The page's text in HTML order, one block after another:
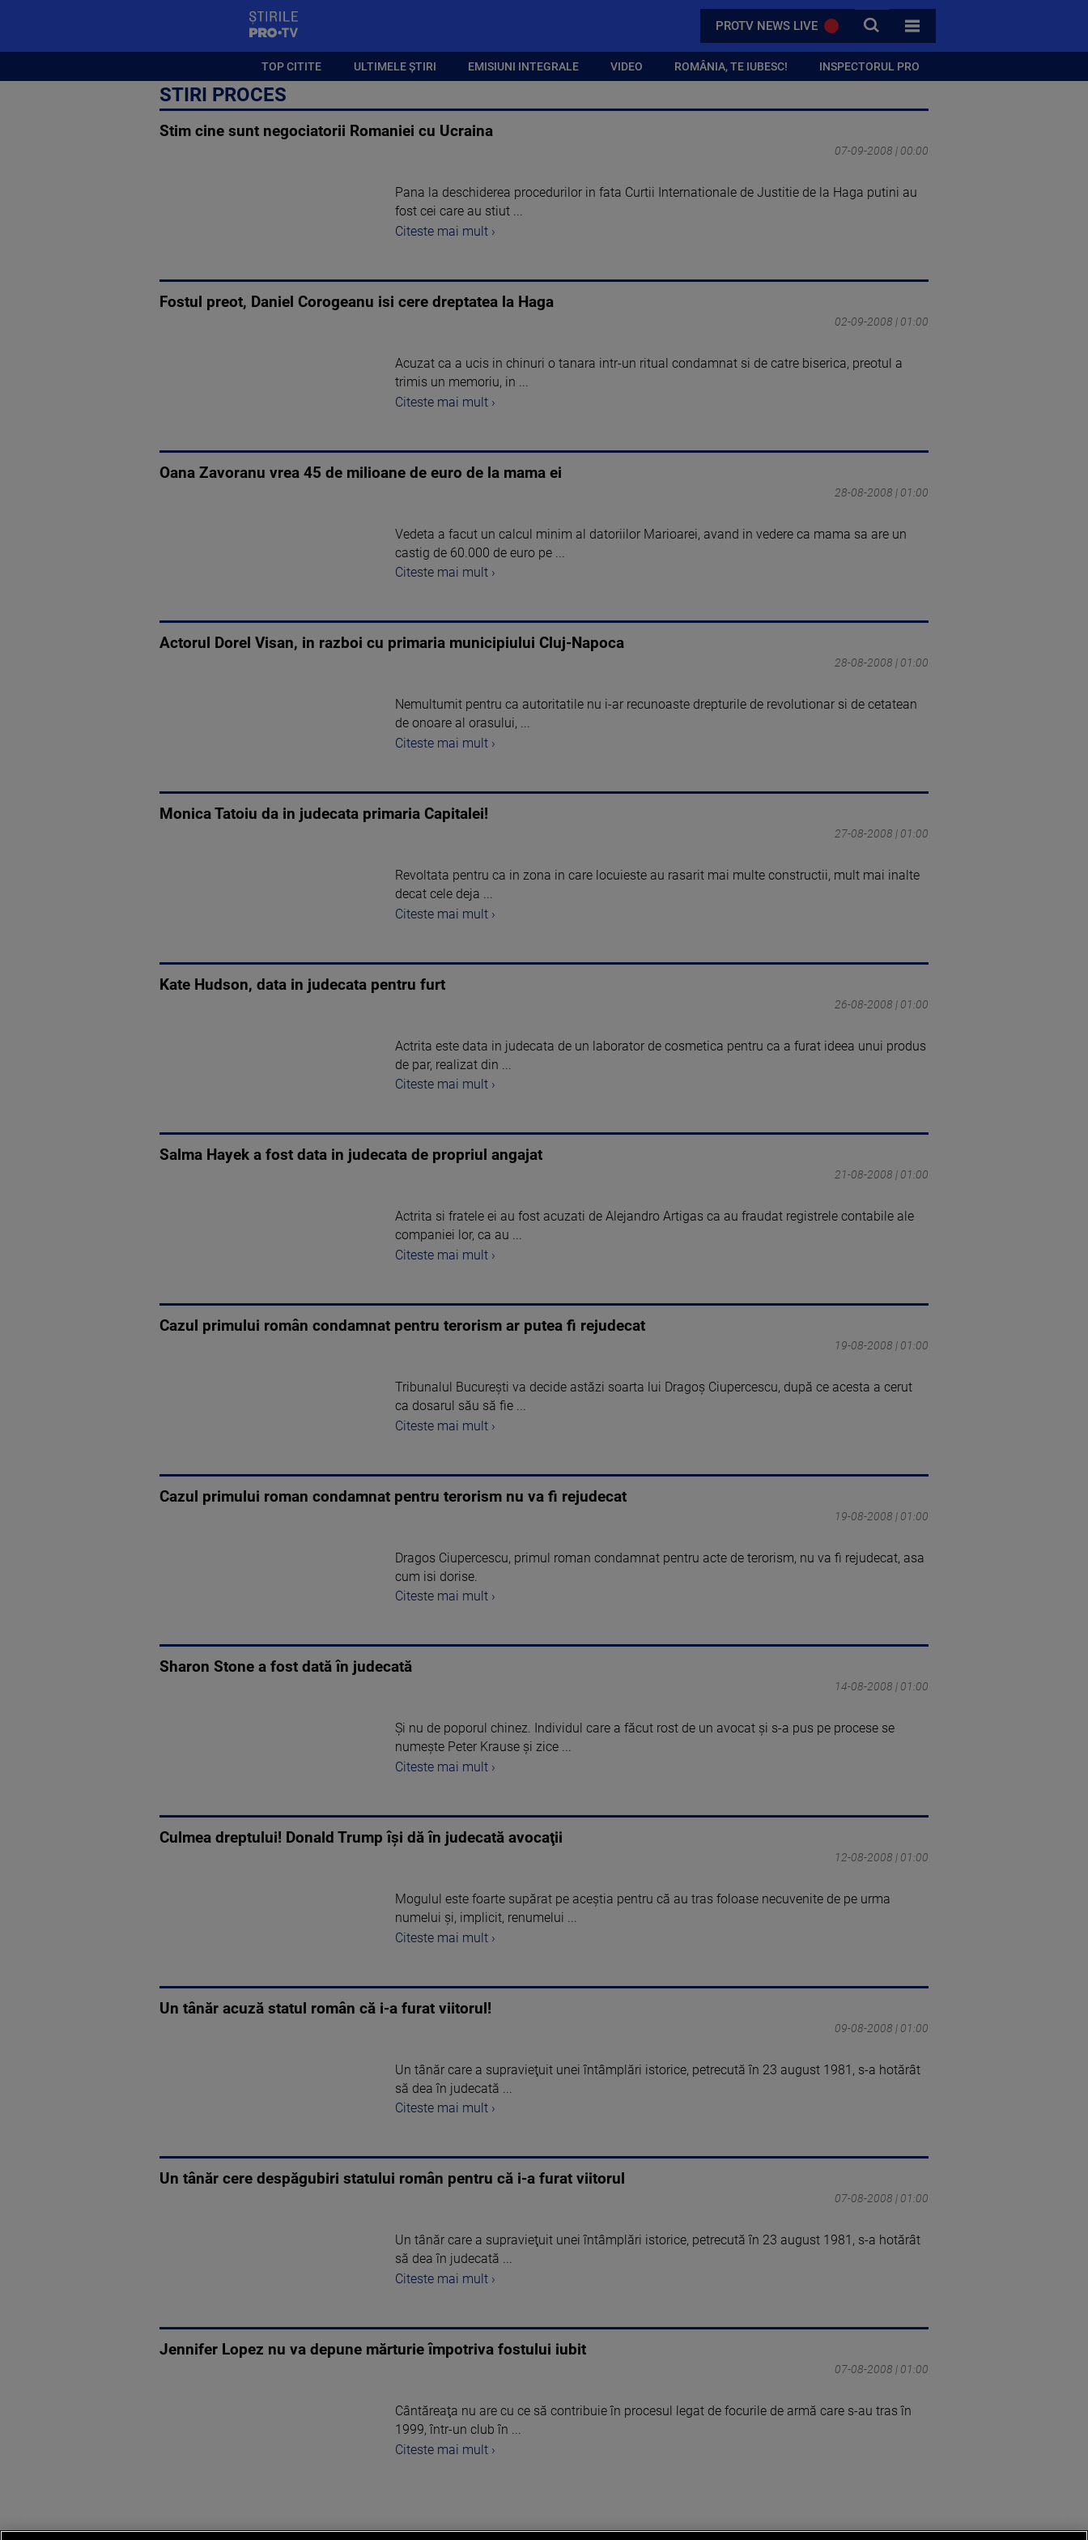
PROTV NEWS LIVE CAUTA
TOATE CATEGORIILE
TOP CITITE ULTIMELE ȘTIRI EMISIUNI INTEGRALE VIDEO ROMÂNIA, TE IUBESC! INSPECTORUL PRO
STIRI PROCES
Stim cine sunt negociatorii Romaniei cu Ucraina
07-09-2008 | 00:00
Pana la deschiderea procedurilor in fata Curtii Internationale de Justitie de la Haga putini au
fost cei care au stiut ...
Citeste mai mult ›
Fostul preot, Daniel Corogeanu isi cere dreptatea la Haga
02-09-2008 | 01:00
Acuzat ca a ucis in chinuri o tanara intr-un ritual condamnat si de catre biserica, preotul a
trimis un memoriu, in ...
Citeste mai mult ›
Oana Zavoranu vrea 45 de milioane de euro de la mama ei
28-08-2008 | 01:00
Vedeta a facut un calcul minim al datoriilor Marioarei, avand in vedere ca mama sa are un
castig de 60.000 de euro pe ...
Citeste mai mult ›
Actorul Dorel Visan, in razboi cu primaria municipiului Cluj-Napoca
28-08-2008 | 01:00
Nemultumit pentru ca autoritatile nu i-ar recunoaste drepturile de revolutionar si de cetatean
de onoare al orasului, ...
Citeste mai mult ›
Monica Tatoiu da in judecata primaria Capitalei!
27-08-2008 | 01:00
Revoltata pentru ca in zona in care locuieste au rasarit mai multe constructii, mult mai inalte
decat cele deja ...
Citeste mai mult ›
Kate Hudson, data in judecata pentru furt
26-08-2008 | 01:00
Actrita este data in judecata de un laborator de cosmetica pentru ca a furat ideea unui produs
de par, realizat din ...
Citeste mai mult ›
Salma Hayek a fost data in judecata de propriul angajat
21-08-2008 | 01:00
Actrita si fratele ei au fost acuzati de Alejandro Artigas ca au fraudat registrele contabile ale
companiei lor, ca au ...
Citeste mai mult ›
Cazul primului român condamnat pentru terorism ar putea fi rejudecat
19-08-2008 | 01:00
Tribunalul Bucureşti va decide astăzi soarta lui Dragoş Ciupercescu, după ce acesta a cerut
ca dosarul său să fie ...
Citeste mai mult ›
Cazul primului roman condamnat pentru terorism nu va fi rejudecat
19-08-2008 | 01:00
Dragos Ciupercescu, primul roman condamnat pentru acte de terorism, nu va fi rejudecat, asa
cum isi dorise.
Citeste mai mult ›
Sharon Stone a fost dată în judecată
14-08-2008 | 01:00
Şi nu de poporul chinez. Individul care a făcut rost de un avocat şi s-a pus pe procese se
numeşte Peter Krause şi zice ...
Citeste mai mult ›
Culmea dreptului! Donald Trump îşi dă în judecată avocaţii
12-08-2008 | 01:00
Mogulul este foarte supărat pe aceştia pentru că au tras foloase necuvenite de pe urma
numelui şi, implicit, renumelui ...
Citeste mai mult ›
Un tânăr acuză statul român că i-a furat viitorul!
09-08-2008 | 01:00
Un tânăr care a supravieţuit unei întâmplări istorice, petrecută în 23 august 1981, s-a hotărât
să dea în judecată ...
Citeste mai mult ›
Un tânăr cere despăgubiri statului român pentru că i-a furat viitorul
07-08-2008 | 01:00
Un tânăr care a supravieţuit unei întâmplări istorice, petrecută în 23 august 1981, s-a hotărât
să dea în judecată ...
Citeste mai mult ›
Jennifer Lopez nu va depune mărturie împotriva fostului iubit
07-08-2008 | 01:00
Cântăreaţa nu are cu ce să contribuie în procesul legat de focurile de armă care s-au tras în
1999, într-un club în ...
Citeste mai mult ›